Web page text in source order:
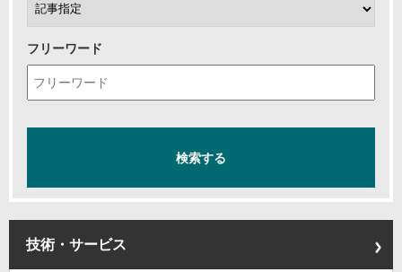
フリーワード
技術・サービス